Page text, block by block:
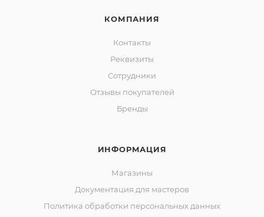
КОМПАНИЯ
Контакты
Реквизиты
Сотрудники
Отзывы покупателей
Бренды
ИНФОРМАЦИЯ
Магазины
Документация для мастеров
Политика обработки персональных данных